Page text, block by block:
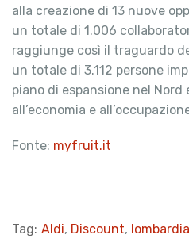
alla creazione di 13 nuove
un totale di 1.006
raggiunge così il traguardo
un totale di 3.112 persone
piano di espansione nel
all’economia e
Fonte: myfruit.it
Tag: Aldi, Discount, lombardia